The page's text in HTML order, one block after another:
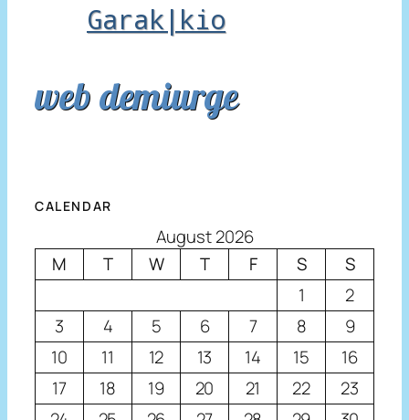
Garak|kio
web demiurge
CALENDAR
August 2026
M
T W T F S
S
1
2
3
4 5 6 7 8
9
10
11 12 13 14 15
16
17
18 19 20 21 22
23